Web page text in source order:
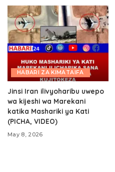
HABARI ZA KIMATAIFA
Jinsi Iran ilivyoharibu uwepo
wa kijeshi wa Marekani
katika Mashariki ya Kati
(PICHA, VIDEO)
May 8, 2026